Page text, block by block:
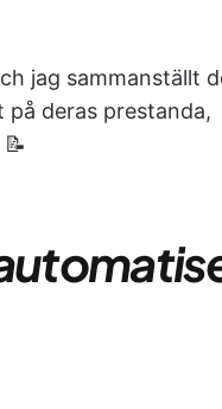
jag sammanställt
deras prestanda,